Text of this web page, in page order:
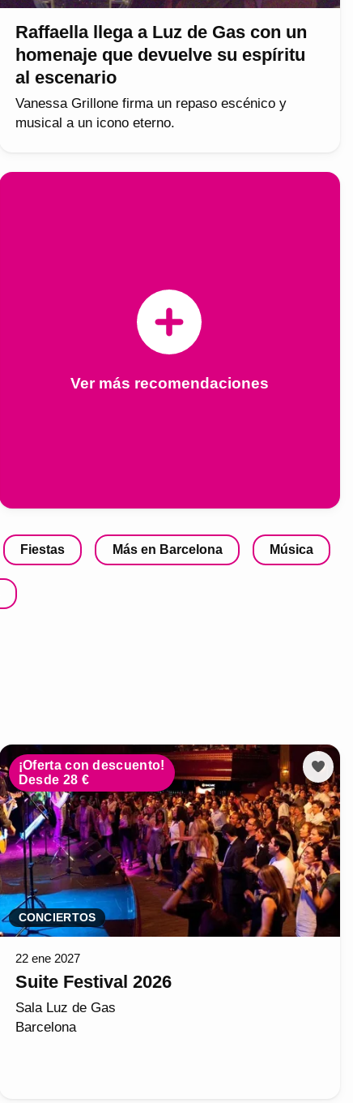
Raffaella llega a Luz de Gas con un
homenaje que devuelve su espíritu
al escenario
Vanessa Grillone firma un repaso escénico y
musical a un icono eterno.
Ver más recomendaciones
Fiestas Más en Barcelona Música
¡Oferta con descuento!
Desde 28 €
CONCIERTOS
22 ene 2027
Suite Festival 2026
Sala Luz de Gas
Barcelona